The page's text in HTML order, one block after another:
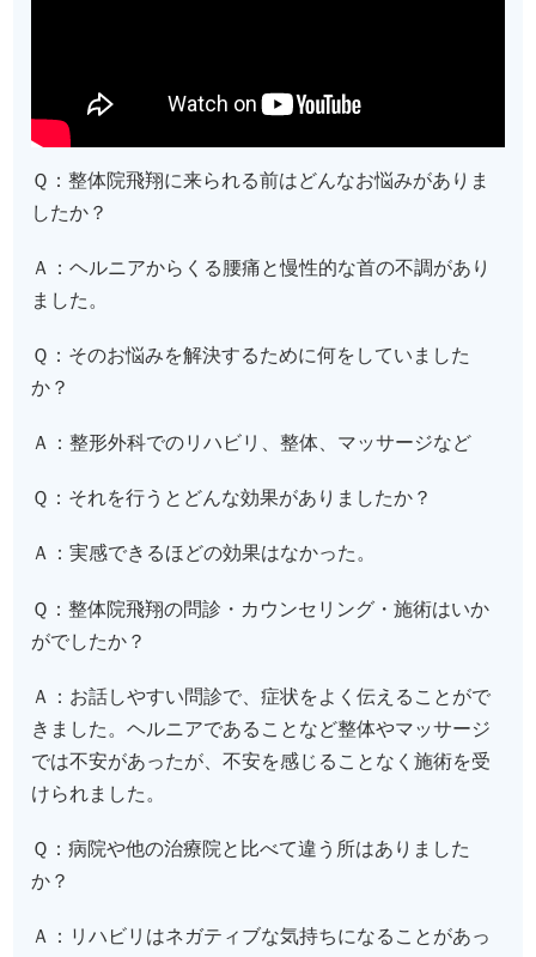
Ｑ：整体院飛翔に来られる前はどんなお悩みがありま
したか？
Ａ：ヘルニアからくる腰痛と慢性的な首の不調があり
ました。
Ｑ：そのお悩みを解決するために何をしていました
か？
Ａ：整形外科でのリハビリ、整体、マッサージなど
Ｑ：それを行うとどんな効果がありましたか？
Ａ：実感できるほどの効果はなかった。
Ｑ：整体院飛翔の問診・カウンセリング・施術はいか
がでしたか？
Ａ：お話しやすい問診で、症状をよく伝えることがで
きました。ヘルニアであることなど整体やマッサージ
では不安があったが、不安を感じることなく施術を受
けられました。
Ｑ：病院や他の治療院と比べて違う所はありました
か？
Ａ：リハビリはネガティブな気持ちになることがあっ